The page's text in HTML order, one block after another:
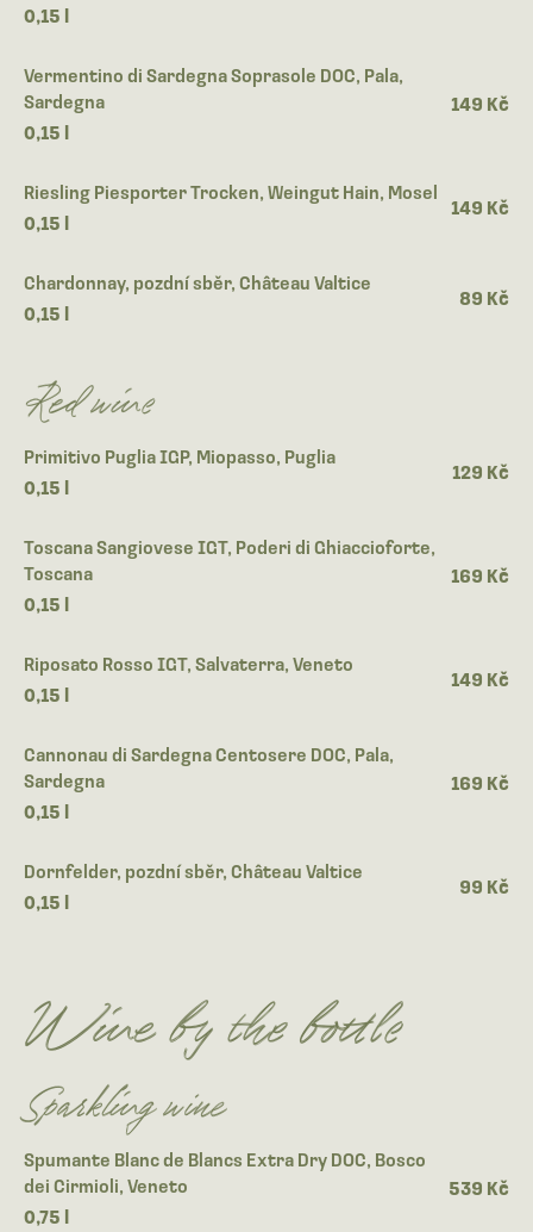
0,15 l
Vermentino di Sardegna Soprasole DOC, Pala,
Sardegna
0,15 l
149 Kč
Riesling Piesporter Trocken, Weingut Hain, Mosel
0,15 l
149 Kč
Chardonnay, pozdní sběr, Château Valtice
0,15 l
89 Kč
Red wine
Primitivo Puglia IGP, Miopasso, Puglia
0,15 l
129 Kč
Toscana Sangiovese IGT, Poderi di Ghiaccioforte,
Toscana
0,15 l
169 Kč
Riposato Rosso IGT, Salvaterra, Veneto
0,15 l
149 Kč
Cannonau di Sardegna Centosere DOC, Pala,
Sardegna
0,15 l
169 Kč
Dornfelder, pozdní sběr, Château Valtice
0,15 l
99 Kč
Wine by the bottle
Sparkling wine
Spumante Blanc de Blancs Extra Dry DOC, Bosco
dei Cirmioli, Veneto
0,75 l
539 Kč